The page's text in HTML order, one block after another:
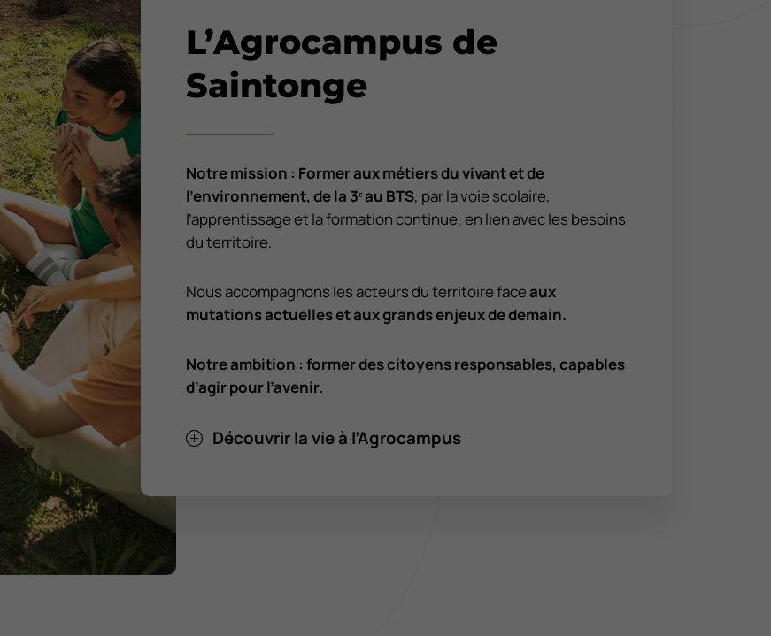
L’Agrocampus de
Saintonge
Notre mission : Former aux métiers du vivant et de
l’environnement, de la 3ᵉau BTS, par la voie scolaire,
l’apprentissage et la formation continue, en lien avec les besoins
du territoire.
Nous accompagnons les acteurs du territoire faceaux
mutations actuelles et aux grands enjeux de demain.
Notre ambition : former des citoyens responsables, capables
d’agir pour l’avenir.
Découvrir la vie à l’Agrocampus